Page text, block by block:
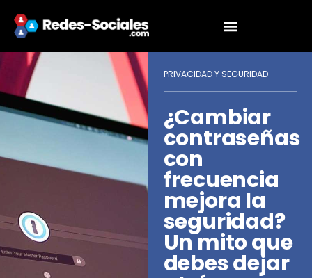
PRIVACIDAD Y SEGURIDAD
¿Cambiar
contraseñas
con
frecuencia
mejora la
seguridad?
Un mito que
debes dejar